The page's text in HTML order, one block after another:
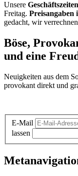
Unsere Geschäftszeiten
Freitag. Preisangaben
gedacht, wir
Böse,
und eine
Neuigkeiten aus dem
provokant direkt und
E-Mail
lassen